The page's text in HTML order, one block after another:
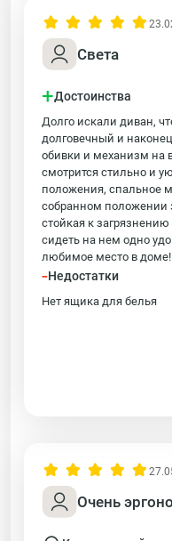
Света
+Достоинства
Долго искали диван,
долговечный и
обивки и механизм на
смотрится стильно и
положения, спальное
собранном положении
стойкая к загрязнению
сидеть на нем одно
любимое место в доме!
-Недостатки
Нет ящика для белья
Очень